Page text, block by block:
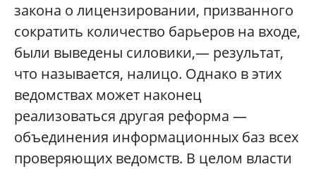
закона о лицензировании, призванного
сократить количество барьеров на входе,
были выведены силовики,— результат,
что называется, налицо. Однако в этих
ведомствах может наконец
реализоваться другая реформа —
объединения информационных баз всех
проверяющих ведомств. В целом власти